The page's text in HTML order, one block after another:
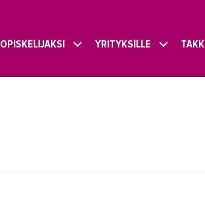
OPISKELIJAKSI YRITYKSILLE TAKK